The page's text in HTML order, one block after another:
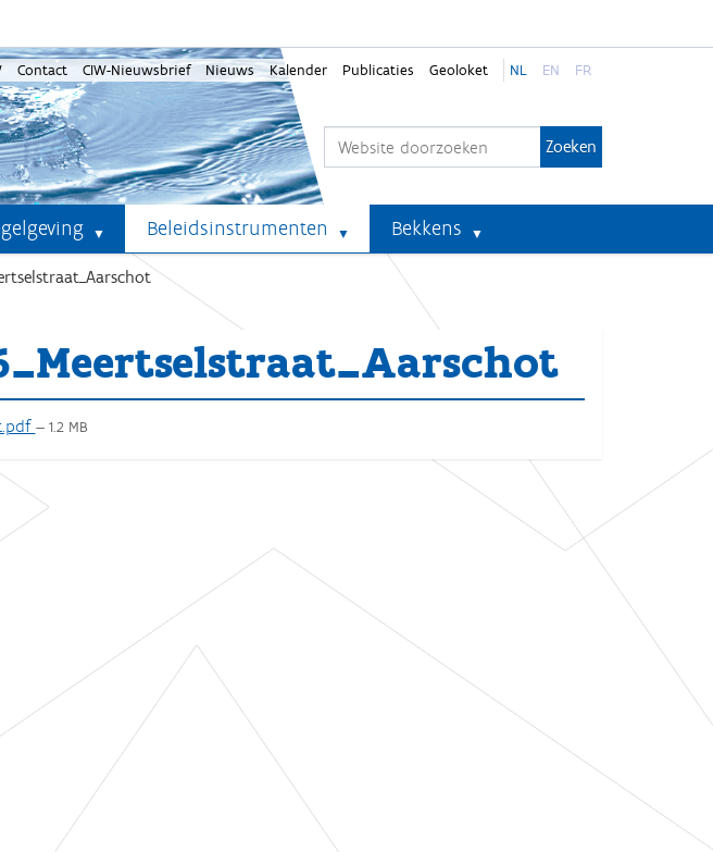
Contact CIW-Nieuwsbrief Nieuws Kalender Publicaties Geoloket NL EN FR
Beleidsinstrumenten Bekkens
— 1.2 MB